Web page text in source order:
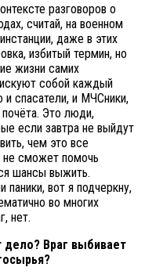
разговоров о
считай, на военном
даже в этих
избитый термин, но
жизни самих
собой каждый
спасатели, и МЧСники,
Это люди,
если завтра не выйдут
чем это все
не сможет помочь
шансы выжить.
паники, вот я подчеркну,
во многих
нет.
дело? Враг выбивает